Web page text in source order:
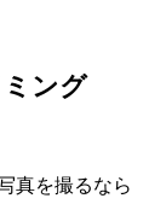
ング
真を撮るなら